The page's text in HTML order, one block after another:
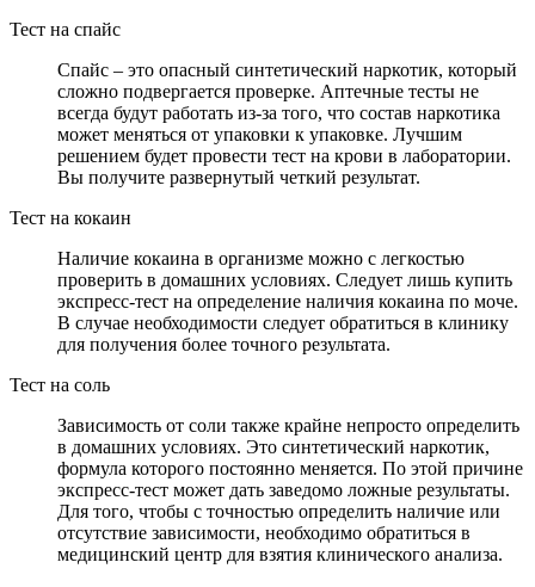
Тест на спайс
Спайс – это опасный синтетический наркотик, который
сложно подвергается проверке. Аптечные тесты не
всегда будут работать из-за того, что состав наркотика
может меняться от упаковки к упаковке. Лучшим
решением будет провести тест на крови в лаборатории.
Вы получите развернутый четкий результат.
Тест на кокаин
Наличие кокаина в организме можно с легкостью
проверить в домашних условиях. Следует лишь купить
экспресс-тест на определение наличия кокаина по моче.
В случае необходимости следует обратиться в клинику
для получения более точного результата.
Тест на соль
Зависимость от соли также крайне непросто определить
в домашних условиях. Это синтетический наркотик,
формула которого постоянно меняется. По этой причине
экспресс-тест может дать заведомо ложные результаты.
Для того, чтобы с точностью определить наличие или
отсутствие зависимости, необходимо обратиться в
медицинский центр для взятия клинического анализа.